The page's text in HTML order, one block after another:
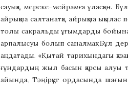
сауыққа, мереке-мейрамға ұласқан.
айрықша салтанатқа, айрықша
толы сакральды ұғымдарды
арпалысуы болып саналмақ. Бұл
аңдатады. «Қытай тарихындағы
ғұндардың жыл басын қарсы алуы
айында, Тәңірқұт ордасында